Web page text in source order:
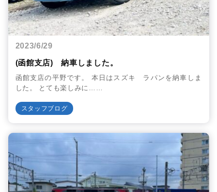
2023/6/29
(函館支店) 納車しました。
函館支店の平野です。 本日はスズキ ラパンを納車しま
した。 とても楽しみに……
スタッフブログ